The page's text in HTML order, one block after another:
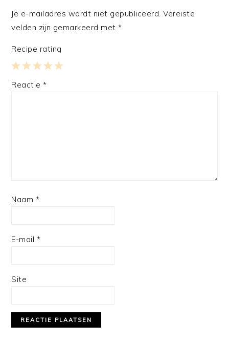
Je e-mailadres wordt niet gepubliceerd. Vereiste
velden zijn gemarkeerd met*
Recipe rating
4
3
2
1
Reactie*
Naam *
E-mail *
Site